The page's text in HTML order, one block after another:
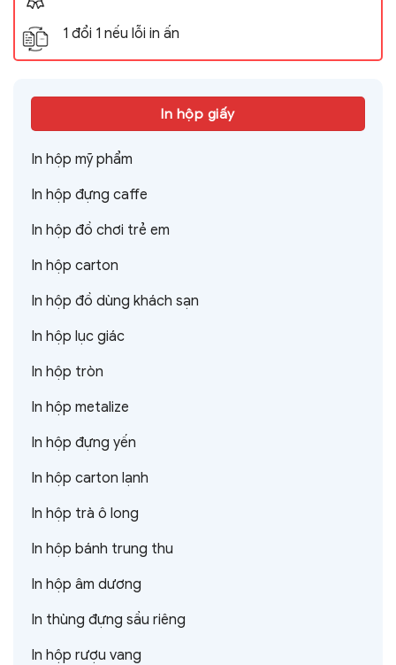
1 đổi 1 nếu lỗi in ấn
In hộp giấy
In hộp mỹ phẩm
In hộp đựng caffe
In hộp đồ chơi trẻ em
In hộp carton
In hộp đồ dùng khách sạn
In hộp lục giác
In hộp tròn
In hộp metalize
In hộp đựng yến
In hộp carton lạnh
In hộp trà ô long
In hộp bánh trung thu
In hộp âm dương
In thùng đựng sầu riêng
In hộp rượu vang